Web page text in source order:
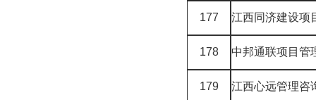
177 江西同济建设项
178 中邦通联项目管
179 江西心远管理咨